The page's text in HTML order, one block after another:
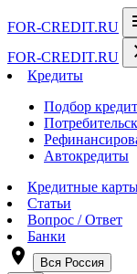
FOR-CREDIT.RU
FOR-CREDIT.RU
Кредиты
Подбор
Автокредиты
Кредитные
Статьи
Вопрос / Ответ
Банки
room Вся Россия